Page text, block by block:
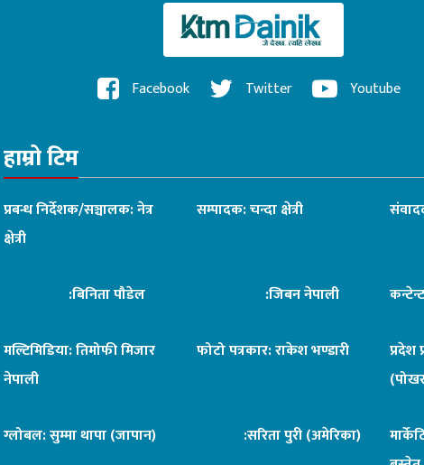
Facebook Twitter Youtube
हाम्रो टिम
प्रबन्ध निर्देशक/सञ्चालक: नेत्र
क्षेत्री
सम्पादक: चन्दा क्षेत्री
:बिनिता पौडेल :जिबन नेपाली
मल्टिमिडिया: तिमोफी मिजार
नेपाली
फोटो पत्रकार: राकेश भण्डारी
प्रदेश
ग्लोबल: सुम्मा थापा (जापान) :सरिता पुरी (अमेरिका)